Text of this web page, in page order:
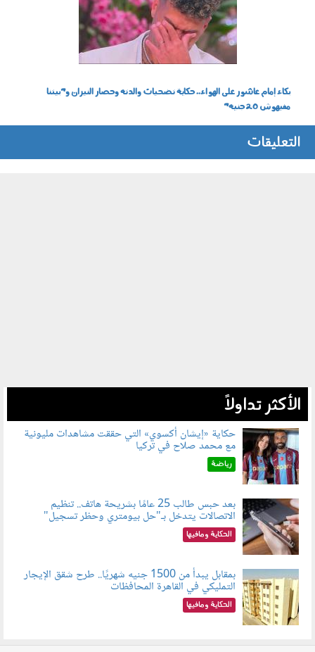
بكاء إمام عاشور على الهواء.. حكاية تضحيات والدته وحصار النيران و"بيتنا
مفيهوش 20 جنيه"
التعليقات
الأكثر تداولاً
080802.jpg
حكاية «إيشان أكسوي» التي حققت مشاهدات مليونية
مع محمد صلاح في تركيا
رياضة
080803.jpg
بعد حبس طالب 25 عامًا بشريحة هاتف.. تنظيم
الاتصالات يتدخل بـ"حل بيومتري وحظر تسجيل"
الحكاية ومافيها
080801.jpg
بمقابل يبدأ من 1500 جنيه شهريًا.. طرح شقق الإيجار
التمليكي في القاهرة المحافظات
الحكاية ومافيها